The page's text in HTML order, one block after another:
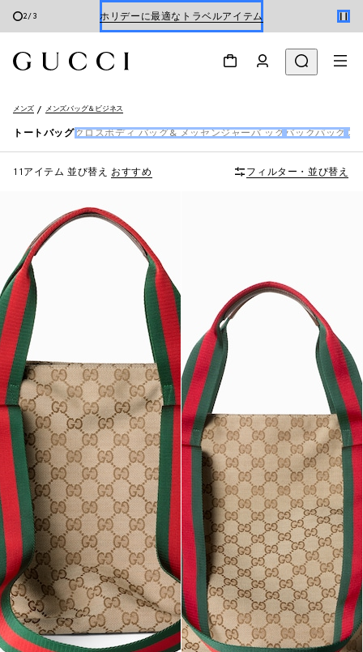
3/3 Gucci x 安藤七宝店
メンズ メンズバッグ＆ビジネス
トートバッグクロスボディ バッグ& メッセンジャーバ ッグ バックパック ス
11アイテム 並び替え おすすめ フィルター・並び替え